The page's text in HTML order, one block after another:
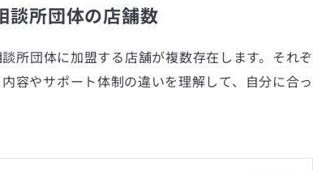
談所団体の店舗数
所団体に加盟する店舗が複数存在します。それぞ
容やサポート体制の違いを理解して、自分に合っ